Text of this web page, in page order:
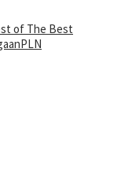
of The Best
PLN